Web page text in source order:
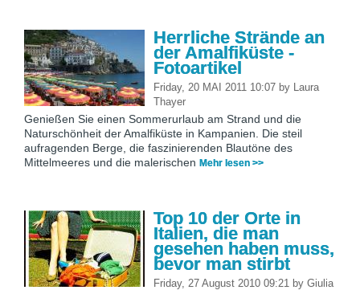
Herrliche Strände an
der Amalfiküste -
Fotoartikel
Friday, 20 MAI 2011 10:07 by
Laura
Thayer
Genießen Sie einen Sommerurlaub am Strand und die
Naturschönheit der Amalfiküste in Kampanien. Die steil
aufragenden Berge, die faszinierenden Blautöne des
Mittelmeeres und die malerischen Mehr lesen >>
Top 10 der Orte in
Italien, die man
gesehen haben muss,
bevor man stirbt
Friday, 27 August 2010 09:21 by Giulia